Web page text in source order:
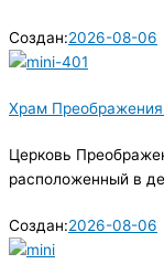
Создан:2026-08-06
Храм
Церковь
расположенный в
Создан:2026-08-06